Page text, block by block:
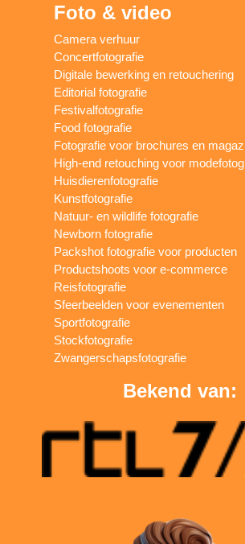
Foto & video
Camera verhuur
Concertfotografie
Digitale bewerking en retouchering
Editorial fotografie
Festivalfotografie
Food fotografie
Fotografie voor brochures en
High-end retouching voor
Huisdierenfotografie
Kunstfotografie
Natuur- en wildlife fotografie
Newborn fotografie
Packshot fotografie voor producten
Productshoots voor e-commerce
Reisfotografie
Sfeerbeelden voor evenementen
Sportfotografie
Stockfotografie
Zwangerschapsfotografie
Bekend van: